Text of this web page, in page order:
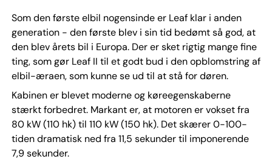
Som den første elbil nogensinde er Leaf klar i anden
generation - den første blev i sin tid bedømt så god, at
den blev årets bil i Europa. Der er sket rigtig mange fine
ting, som gør Leaf II til et godt bud i den opblomstring af
elbil-æraen, som kunne se ud til at stå for døren.
Kabinen er blevet moderne og køreegenskaberne
stærkt forbedret. Markant er, at motoren er vokset fra
80 kW (110 hk) til 110 kW (150 hk). Det skærer 0-100-
tiden dramatisk ned fra 11,5 sekunder til imponerende
7,9 sekunder.